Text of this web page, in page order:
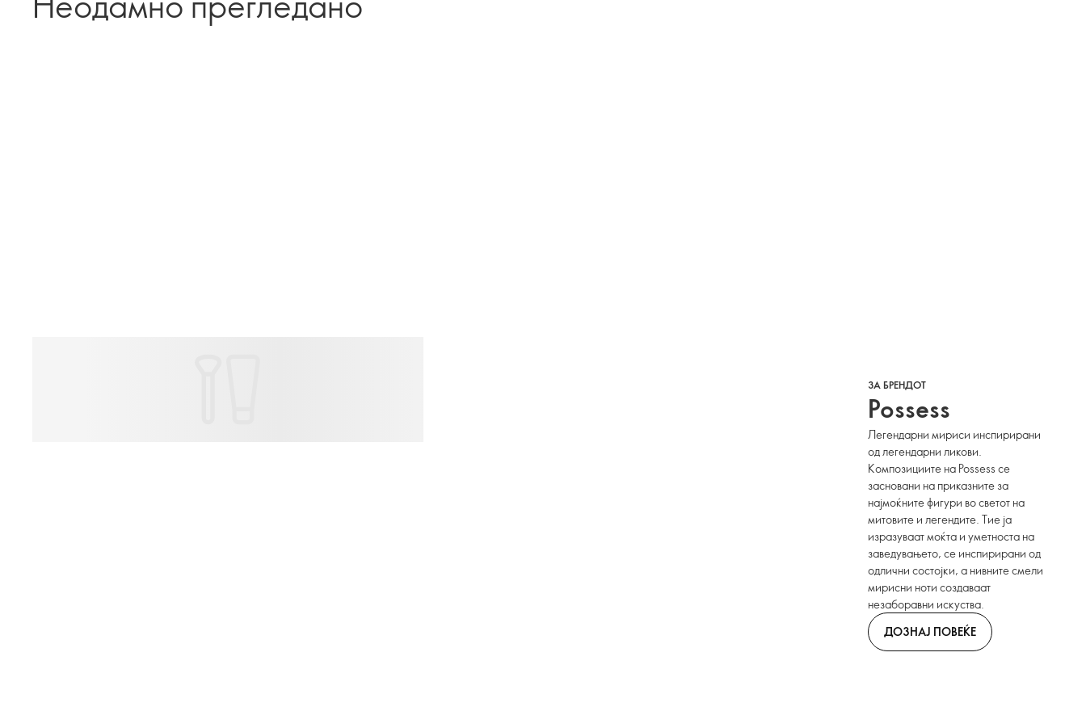
ЗА БРЕНДОТ
Possess
Легендарни мириси инспирирани
од легендарни ликови.
Композициите на Possess се
засновани на приказните за
најмоќните фигури во светот на
митовите и легендите. Тие ја
изразуваат моќта и уметноста на
заведувањето, се инспирирани од
одлични состојки, а нивните смели
мирисни ноти создаваат
незаборавни искуства.
ДОЗНАЈ ПОВЕЌЕ